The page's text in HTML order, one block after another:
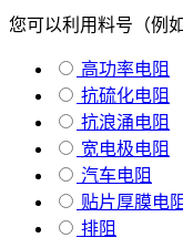
您可以利用料号（例
高功率电阻
抗硫化电阻
抗浪涌电阻
宽电极电阻
汽车电阻
贴片厚膜电阻
排阻